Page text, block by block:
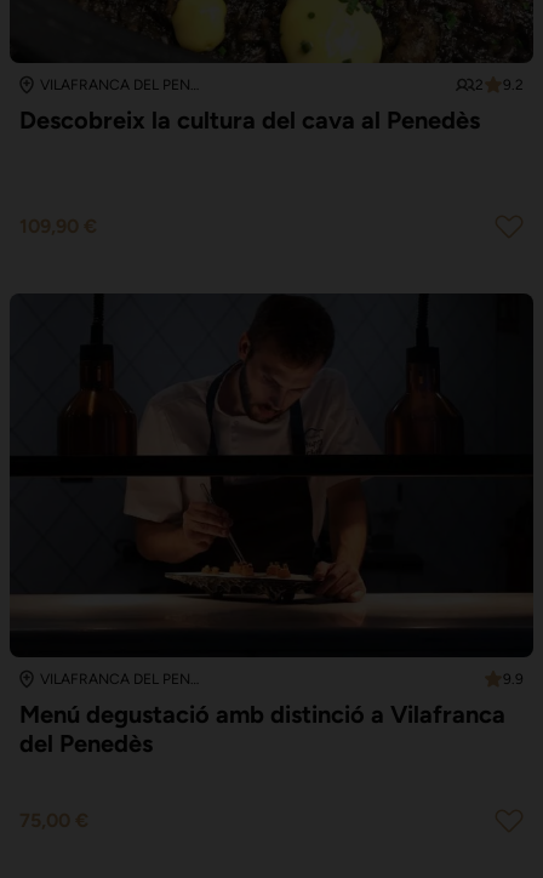
VILAFRANCA DEL PENEDÈS 2 9.2
Descobreix la cultura del cava al Penedès
VILAFRANCA DEL PENEDÈS 9.9
Menú degustació amb distinció a Vilafranca
del Penedès